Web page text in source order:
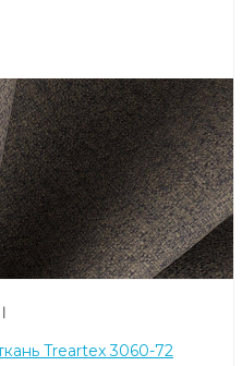
FR-One Ossimi 08-